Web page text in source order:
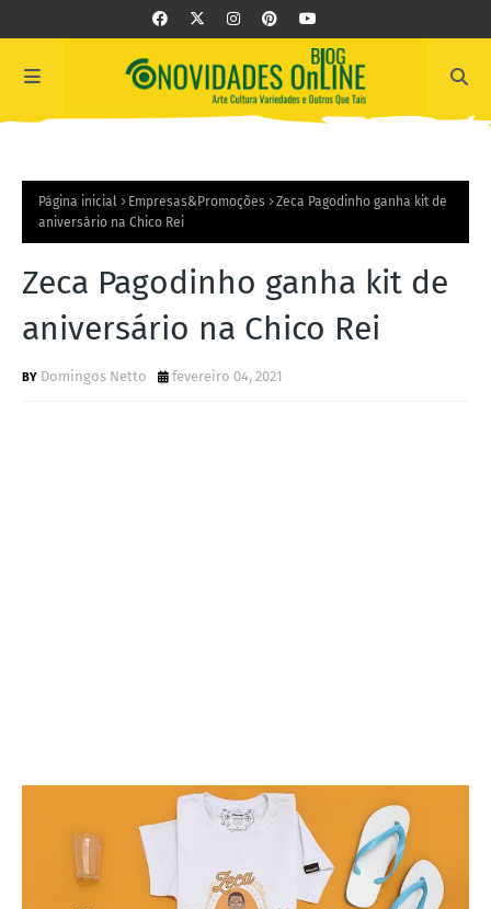
Página inicial Empresas&Promoções
Zeca Pagodinho ganha kit de
aniversário na Chico Rei
Zeca Pagodinho ganha kit de
aniversário na Chico Rei
Domingos Netto fevereiro 04, 2021